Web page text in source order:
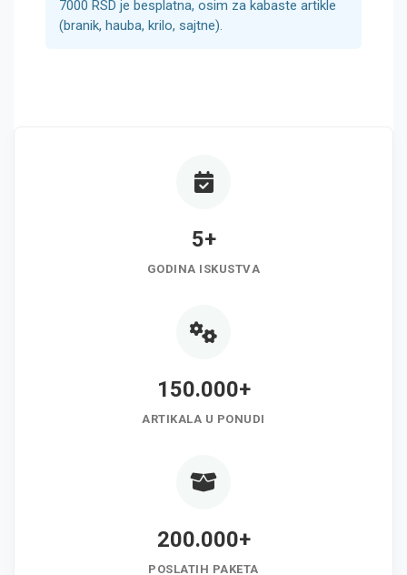
7000 RSD je besplatna, osim za kabaste artikle
(branik, hauba, krilo, sajtne).
5+
GODINA ISKUSTVA
150.000+
ARTIKALA U PONUDI
200.000+
POSLATIH PAKETA